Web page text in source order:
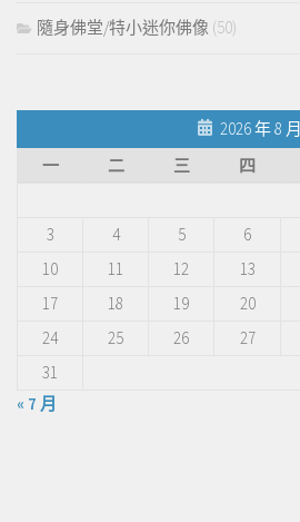
隨身佛堂/特小迷你佛像 (50)
2026 年 8 月
一
二 三 四
3
4 5 6
10
11 12 13
17
18 19 20
24
25 26 27
31
« 7 月